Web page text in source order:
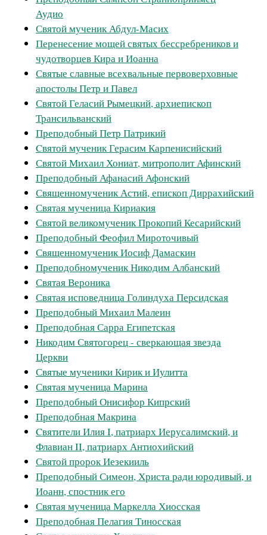
Аудио
Святой мученик Абдул-Масих
Перенесение мощей святых бессребреников и
чудотворцев Кира и Иоанна
Святые славные всехвальные первоверховные
апостолы Петр и Павел
Святой Геласий Рымецкий, архиепископ
Трансильванский
Преподобный Петр Патрикий
Cвятой мученик Герасим Карпенисийский
Святой Михаил Хониат, митрополит Афинский
Преподобный Афанасий Афонский
Священномученик Астий, епископ Диррахийский
Святая мученица Кириакия
Святой великомученик Прокопий Кесарийский
Преподобный Феофил Мироточивый
Священномученик Иосиф Дамаскин
Преподобномученик Никодим Албанский
Святая Вероника
Святая исповедница Голиндуха Персидская
Преподобный Михаил Малеин
Преподобная Сарра Египетская
Никодим Святогорец - сверкающая звезда
Церкви
Святые мученики Кирик и Иулитта
Святая мученица Марина
Преподобный Онисифор Кипрский
Преподобная Макрина
Cвятители Илия I, патриарх Иерусалимский, и
Флавиан II, патриарх Антиохийский
Святой пророк Иезекииль
Преподобный Симеон, Христа ради юродивый, и
Иоанн, спостник его
Святая мученица Маркелла Хиосская
Преподобная Пелагия Тиносская